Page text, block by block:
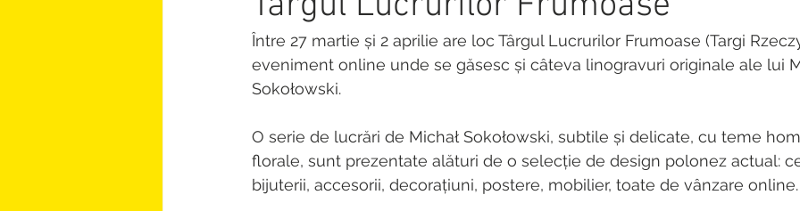
Între 27 martie și 2 aprilie are loc Târgul Lucrurilor Frumoase (Targi
eveniment online unde se găsesc și câteva linogravuri originale ale lui
Sokołowski.
O serie de lucrări de Michał Sokołowski, subtile și delicate, cu teme
florale, sunt prezentate alături de o selecție de design polonez actual:
bijuterii, accesorii, decorațiuni, postere, mobilier, toate de vânzare online.